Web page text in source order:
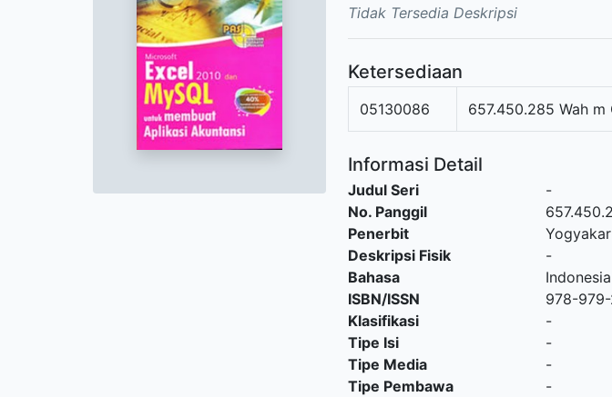
Tidak Tersedia Deskripsi
Ketersediaan
05130086 657.450.285 Wah m
Informasi Detail
Judul Seri
-
No. Panggil
Penerbit
Deskripsi Fisik
-
Bahasa
Indonesia
ISBN/ISSN
978-
Klasifikasi
-
Tipe Isi
-
Tipe Media
-
Tipe Pembawa
-